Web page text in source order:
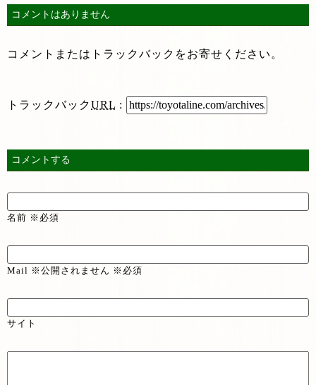
コメントはありません
コメントまたはトラックバックをお寄せください。
トラックバックURL :
コメントする
名前 ※必須
Mail ※公開されません ※必須
サイト